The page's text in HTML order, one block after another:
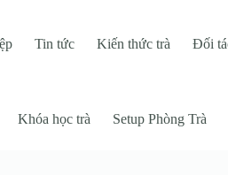
Tin tức Kiến thức trà Đối
Khóa học trà Setup Phòng Trà